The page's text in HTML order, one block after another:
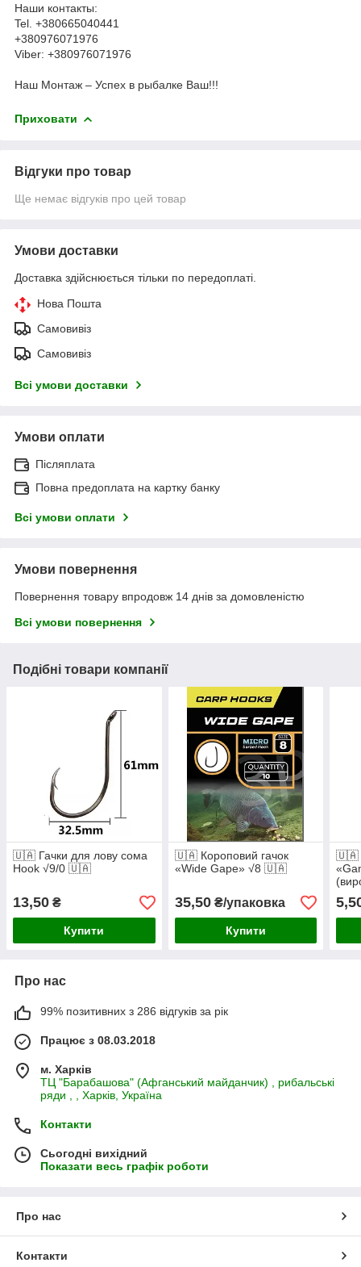
Наши контакты:
Tel. +380665040441
+380976071976
Viber: +380976071976
Наш Монтаж – Успех в рыбалке Ваш!!!
Приховати
Відгуки про товар
Ще немає відгуків про цей товар
Умови доставки
Доставка здійснюється тільки по передоплаті.
Нова Пошта
Самовивіз
Самовивіз
Всі умови доставки
Умови оплати
Післяплата
Повна предоплата на картку банку
Всі умови оплати
Умови повернення
Повернення товару впродовж 14 днів за домовленістю
Всі умови повернення
Подібні товари компанії
🇺🇦 Гачки для лову сома
Hook √9/0 🇺🇦
13,50 ₴
Купити
🇺🇦 Короповий гачок
«Wide Gape» √8 🇺🇦
35,50₴/упаковка
Купити
🇺🇦
Про нас
99% позитивних з 286 відгуків за рік
Працює з 08.03.2018
м. Харків
ТЦ "Барабашова" (Афганський майданчик) , рибальські
ряди , , Харків, Україна
Контакти
Сьогодні вихідний
Показати весь графік роботи
Про нас
Контакти